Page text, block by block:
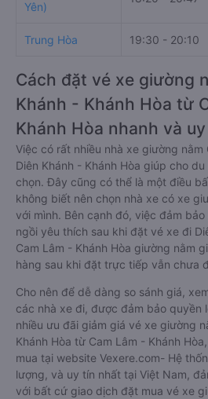
Yên)
Trung Hòa 19:30 - 20:10
Cách đặt vé xe giường
Khánh - Khánh Hòa từ
Khánh Hòa nhanh và
Việc có rất nhiều nhà xe giường nằm
Diên Khánh - Khánh Hòa giúp cho
chọn. Đây cũng có thể là một điều
không biết nên chọn nhà xe có xe
với mình. Bên cạnh đó, việc đảm
ngồi yêu thích sau khi đặt vé xe đi
Cam Lâm - Khánh Hòa giường nằm
hàng sau khi đặt trực tiếp vẫn chưa
Cho nên để dễ dàng so sánh giá,
các nhà xe đi, được đảm bảo quyền
nhiều ưu đãi giảm giá vé xe giường
Khánh Hòa từ Cam Lâm - Khánh
mua tại website Vexere.com- Hệ
lượng, và uy tín nhất tại Việt Nam,
với bất cứ giao dịch đặt mua vé xe